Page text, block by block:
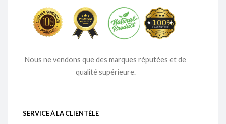
Nous ne vendons que des marques réputées et de
qualité supérieure.
SERVICE À LA CLIENTÈLE